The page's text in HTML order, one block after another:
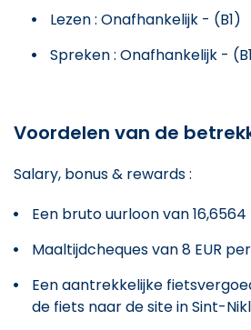
Lezen : Onafhankelijk - (B1)
Spreken : Onafhankelijk -
Voordelen van de
Salary, bonus & rewards :
Een bruto uurloon van 16,6564
Maaltijdcheques van 8 EUR
Een aantrekkelijke
de fiets naar de site in Sint-